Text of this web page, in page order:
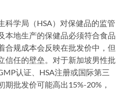
科学局（HSA）对保健品的监管
本地生产的保健品必须符合食品
合规成本会反映在批发价中，但
信任的壁垒。对于新加坡男性批
认证、HSA注册或国际第三
批发价可能高出15%-20%，